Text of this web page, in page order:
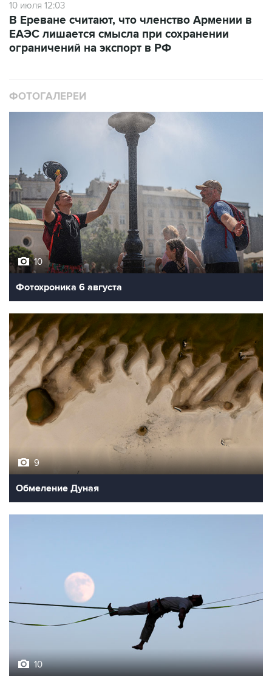
10 июля 12:03
В Ереване считают, что членство Армении в
ЕАЭС лишается смысла при сохранении
ограничений на экспорт в РФ
ФОТОГАЛЕРЕИ
10
Фотохроника 6 августа
9
Обмеление Дуная
10